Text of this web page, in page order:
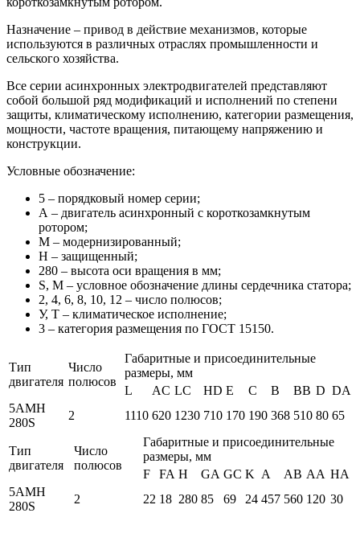
Назначение – привод в действие механизмов, которые
используются в различных отраслях промышленности и
сельского хозяйства.
Все серии асинхронных электродвигателей представляют
собой большой ряд модификаций и исполнений по степени
защиты, климатическому исполнению, категории размещения,
мощности, частоте вращения, питающему напряжению и
конструкции.
Условные обозначение:
5 – порядковый номер серии;
А – двигатель асинхронный с короткозамкнутым
ротором;
М – модернизированный;
Н – защищенный;
280 – высота оси вращения в мм;
S, M – условное обозначение длины сердечника статора;
2, 4, 6, 8, 10, 12 – число полюсов;
У, Т – климатическое исполнение;
3 – категория размещения по ГОСТ 15150.
Тип
двигателя
Число
полюсов
Габаритные и присоединительные
размеры, мм
L
AC LC HD E C B BB D DA
5АМН
280S
2 1110 620 1230 710 170 190 368 510 80 65
Тип
двигателя
Число
полюсов
Габаритные и присоединительные
размеры, мм
F
FA H GA GC K A AB AA HA
5АМН
280S
2 22 18 280 85 69 24 457 560 120 30